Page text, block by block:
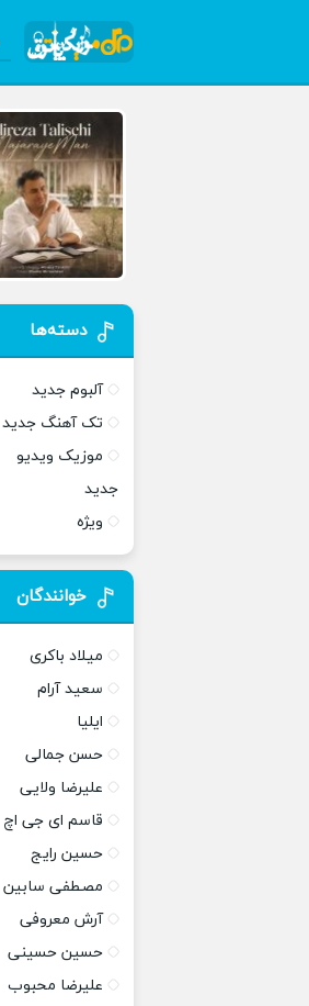
دسته‌ها
آلبوم جدید
تک آهنگ جدید
موزیک ویدیو
جدید
ویژه
خوانندگان
میلاد باکری
سعید آرام
ایلیا
حسن جمالی
علیرضا ولایی
قاسم ای جی اچ
حسین رایج
مصطفی سابین
آرش معروفی
حسین حسینی
علیرضا محبوب